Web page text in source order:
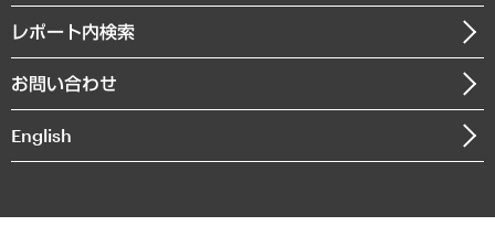
まちづくり・観光・交通・スポーツ・スマートシティ
自然資源・農林水産業・食料システム
沿革
組織図・本部部室紹介
インドネシア現地法人
個人情報保護方針
レポート内検索
お問い合わせ
English